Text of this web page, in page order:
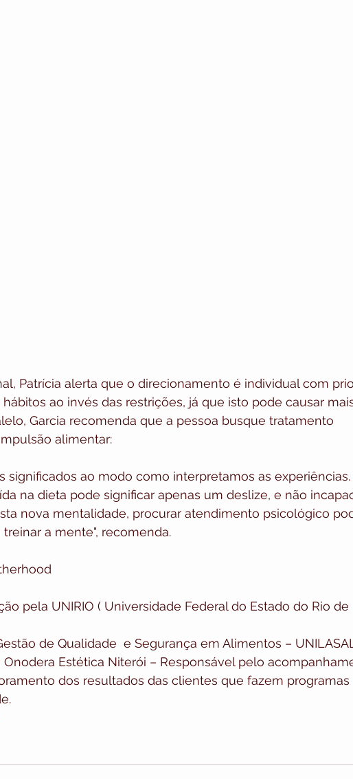
Patrícia alerta que o direcionamento é individual com
ao invés das restrições, já que isto pode causar
Garcia recomenda que a pessoa busque tratamento
alimentar:
significados ao modo como interpretamos as experiências.
na dieta pode significar apenas um deslize, e não
nova mentalidade, procurar atendimento psicológico
a mente", recomenda.
pela UNIRIO ( Universidade Federal do Estado do Rio de
de Qualidade  e Segurança em Alimentos –
Onodera Estética Niterói – Responsável pelo
dos resultados das clientes que fazem programas